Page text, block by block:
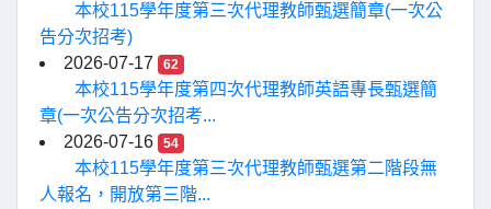
本校115學年度第三次代理教師甄選簡章(一次公
告分次招考)
2026-07-17
62
本校115學年度第四次代理教師英語專長甄選簡
章(一次公告分次招考...
2026-07-16
54
本校115學年度第三次代理教師甄選第二階段無
人報名，開放第三階...